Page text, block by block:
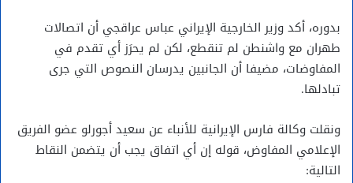
بدوره، أكد وزير الخارجية الإيراني عباس ⁠⁠عراقجي أن اتصالات
طهران مع واشنطن لم تنقطع، لكن لم ⁠⁠يحرَز أي ⁠⁠تقدم في
المفاوضات، مضيفا أن ⁠⁠الجانبين يدرسان ⁠⁠النصوص ⁠⁠التي جرى
تبادلها.
ونقلت وكالة فارس الإيرانية للأنباء عن سعيد أجورلو عضو الفريق
الإعلامي المفاوض، قوله إن أي اتفاق يجب أن يتضمن النقاط
التالية: